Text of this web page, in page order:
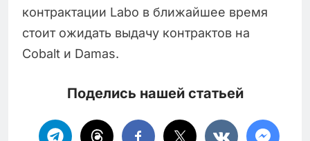
контрактации Labo в ближайшее время
стоит ожидать выдачу контрактов на
Cobalt и Damas.
Поделись нашей статьей